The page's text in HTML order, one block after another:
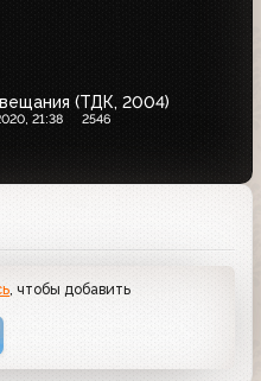
(ТДК, 2004)
21:38 2546
, чтобы добавить